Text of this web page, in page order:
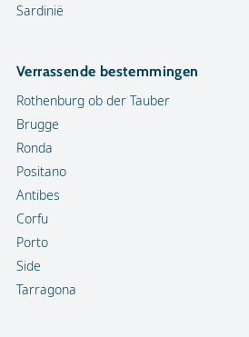
Sardinië
Verrassende bestemmingen
Rothenburg ob der Tauber
Brugge
Ronda
Positano
Antibes
Corfu
Porto
Side
Tarragona